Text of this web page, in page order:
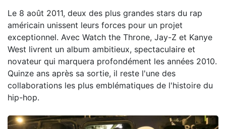
Le 8 août 2011, deux des plus grandes stars du rap
américain unissent leurs forces pour un projet
exceptionnel. Avec Watch the Throne, Jay-Z et Kanye
West livrent un album ambitieux, spectaculaire et
novateur qui marquera profondément les années 2010.
Quinze ans après sa sortie, il reste l'une des
collaborations les plus emblématiques de l'histoire du
hip-hop.